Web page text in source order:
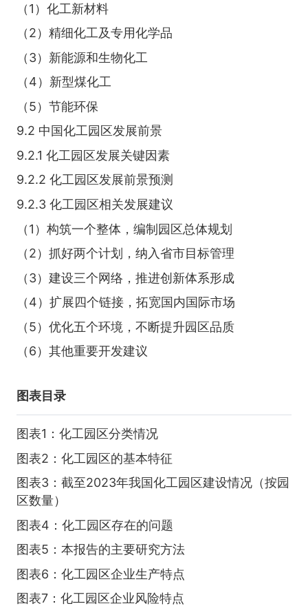
（1）化工新材料
（2）精细化工及专用化学品
（3）新能源和生物化工
（4）新型煤化工
（5）节能环保
9.2 中国化工园区发展前景
9.2.1 化工园区发展关键因素
9.2.2 化工园区发展前景预测
9.2.3 化工园区相关发展建议
（1）构筑一个整体，编制园区总体规划
（2）抓好两个计划，纳入省市目标管理
（3）建设三个网络，推进创新体系形成
（4）扩展四个链接，拓宽国内国际市场
（5）优化五个环境，不断提升园区品质
（6）其他重要开发建议
图表目录
图表1：化工园区分类情况
图表2：化工园区的基本特征
图表3：截至2023年我国化工园区建设情况（按园
区数量）
图表4：化工园区存在的问题
图表5：本报告的主要研究方法
图表6：化工园区企业生产特点
图表7：化工园区企业风险特点